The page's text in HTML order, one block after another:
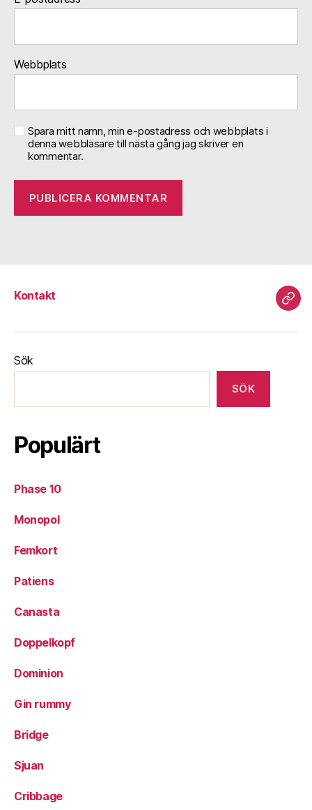
Webbplats
Spara mitt namn, min e-postadress och webbplats i
denna webbläsare till nästa gång jag skriver en
kommentar.
Kontakt
Sök
SÖK
Populärt
Phase 10
Monopol
Femkort
Patiens
Canasta
Doppelkopf
Dominion
Gin rummy
Bridge
Sjuan
Cribbage